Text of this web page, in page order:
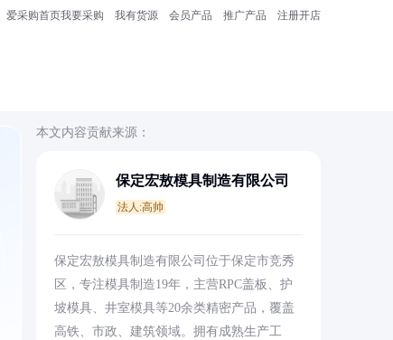
爱采购首页我要采购 我有货源 会员产品 推广产品 注册开店
本文内容贡献来源：
保定宏敖模具制造有限公司
法人:高帅
保定宏敖模具制造有限公司位于保定市竞秀
区，专注模具制造19年，主营RPC盖板、护
坡模具、井室模具等20余类精密产品，覆盖
高铁、市政、建筑领域。拥有成熟生产工